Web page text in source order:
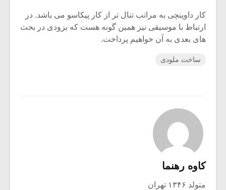
کار داوینچی به مراتب تنال تر از کار پیکاسو می باشد. در
ارتباط با موسیقی نیز همین گونه هست که بزودی در بحث
های بعدی به آن خواهیم پرداخت.
ساخت ملودی
کاوه رهنما
متولد ۱۳۴۶ تهران